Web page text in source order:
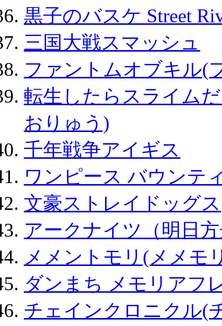
黒子のバスケ Street
三国大戦スマッシュ
ファントムオブキル(
転生したらスライム
おりゅう)
千年戦争アイギス
ワンピース バウンテ
文豪ストレイドッグス
アークナイツ（明日
メメントモリ(メメモ
ダンまち メモリアフ
チェインクロニクル(